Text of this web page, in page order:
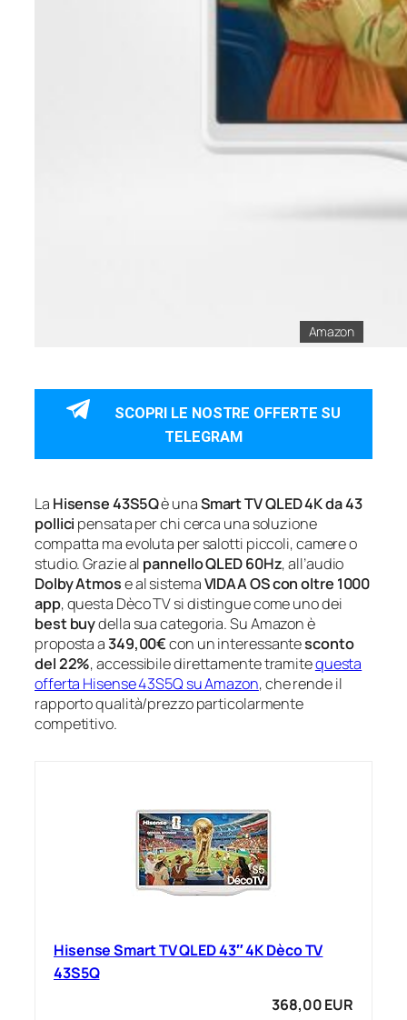
Amazon
SCOPRI LE NOSTRE OFFERTE SU
TELEGRAM
La Hisense 43S5Qè unaSmart TV QLED 4K da 43
pollici pensata per chi cerca una soluzione
compatta ma evoluta per salotti piccoli, camere o
studio. Grazie al pannello QLED 60Hz, all’audio
Dolby Atmose al sistemaVIDAA OS con oltre 1000
app, questa Dèco TV si distingue come uno dei
best buydella sua categoria. Su Amazon è
proposta a349,00€con un interessantesconto
del 22%, accessibile direttamente tramitequesta
offerta Hisense 43S5Q su Amazon, che rende il
rapporto qualità/prezzo particolarmente
competitivo.
Hisense Smart TV QLED 43″ 4K Dèco TV
43S5Q
368,00 EUR